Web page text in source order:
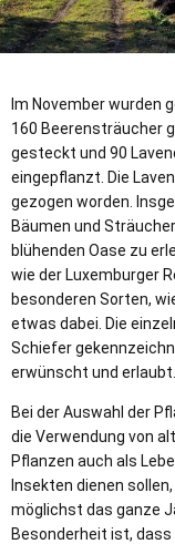
Im November wurden
160 Beerensträucher
gesteckt und 90
eingepflanzt. Die
gezogen worden.
Bäumen und
blühenden Oase zu
wie der Luxemburger
besonderen Sorten,
etwas dabei. Die
Schiefer
erwünscht und erlaubt.
Bei der Auswahl der
die Verwendung von
Pflanzen auch als
Insekten dienen
möglichst das ganze
Besonderheit ist,